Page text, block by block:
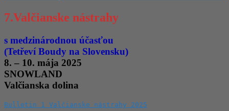
7.Valčianske nástrahy
s medzinárodnou účasťou
(Tetřeví Boudy na Slovensku)
8. – 10. mája 2025
SNOWLAND
Valčianska dolina
Bulletin 1 Valčianske nástrahy 2025